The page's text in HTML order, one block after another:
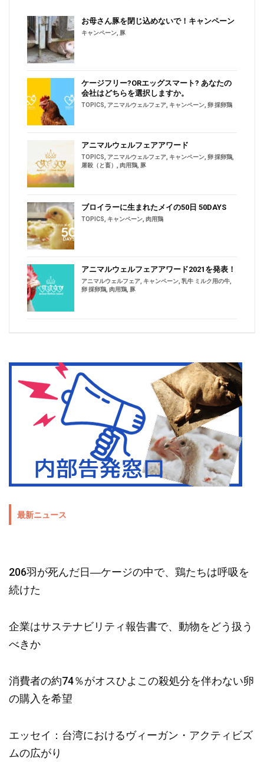
お母さん豚を閉じ込めないで！キャンペーン
キャンペーン 豚
ケージフリー?ORエッグスマート? あなたの
会社はどちらを選択しますか。
TOPICS アニマルウェルフェア キャンペーン 卵 採卵鶏
アニマルウェルフェアアワード
TOPICS アニマルウェルフェア キャンペーン 卵 採卵鶏
屠殺（と畜）
肉用鶏 豚
ブロイラーに生まれたメイの50日 50DAYS
TOPICS キャンペーン 肉用鶏
アニマルウェルフェアアワード2021を発表！
アニマルウェルフェア キャンペーン 乳牛 ミルク用の牛
卵 採卵鶏 肉用鶏 豚
最新ニュース
206羽が死んだ日―ケージの中で、鶏たちは呼吸を
続けた
企業はサステナビリティ報告書で、動物をどう扱う
べきか
消費者の約74％がオスひよこの殺処分を伴わない卵
の購入を希望
エッセイ：台湾におけるヴィーガン・アクティビズ
ムの広がり